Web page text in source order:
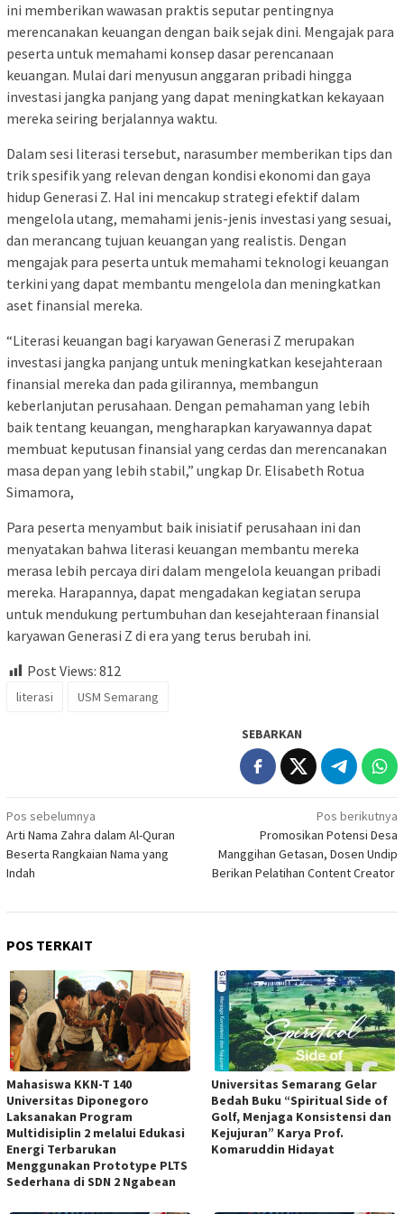
ini memberikan wawasan praktis seputar pentingnya
merencanakan keuangan dengan baik sejak dini. Mengajak para
peserta untuk memahami konsep dasar perencanaan
keuangan. Mulai dari menyusun anggaran pribadi hingga
investasi jangka panjang yang dapat meningkatkan kekayaan
mereka seiring berjalannya waktu.
Dalam sesi literasi tersebut, narasumber memberikan tips dan
trik spesifik yang relevan dengan kondisi ekonomi dan gaya
hidup Generasi Z. Hal ini mencakup strategi efektif dalam
mengelola utang, memahami jenis-jenis investasi yang sesuai,
dan merancang tujuan keuangan yang realistis. Dengan
mengajak para peserta untuk memahami teknologi keuangan
terkini yang dapat membantu mengelola dan meningkatkan
aset finansial mereka.
“Literasi keuangan bagi karyawan Generasi Z merupakan
investasi jangka panjang untuk meningkatkan kesejahteraan
finansial mereka dan pada gilirannya, membangun
keberlanjutan perusahaan. Dengan pemahaman yang lebih
baik tentang keuangan, mengharapkan karyawannya dapat
membuat keputusan finansial yang cerdas dan merencanakan
masa depan yang lebih stabil,” ungkap Dr. Elisabeth Rotua
Simamora,
Para peserta menyambut baik inisiatif perusahaan ini dan
menyatakan bahwa literasi keuangan membantu mereka
merasa lebih percaya diri dalam mengelola keuangan pribadi
mereka. Harapannya, dapat mengadakan kegiatan serupa
untuk mendukung pertumbuhan dan kesejahteraan finansial
karyawan Generasi Z di era yang terus berubah ini.
Post Views: 812
literasi USM Semarang
SEBARKAN
Navigasi
pos
Pos sebelumnya
Arti Nama Zahra dalam Al-Quran
Beserta Rangkaian Nama yang
Indah
Pos berikutnya
Promosikan Potensi Desa
Manggihan Getasan, Dosen Undip
Berikan Pelatihan Content Creator
POS TERKAIT
Mahasiswa KKN-T 140
Universitas Diponegoro
Laksanakan Program
Multidisiplin 2 melalui Edukasi
Energi Terbarukan
Menggunakan Prototype PLTS
Sederhana di SDN 2 Ngabean
Universitas Semarang Gelar
Bedah Buku “Spiritual Side of
Golf, Menjaga Konsistensi dan
Kejujuran” Karya Prof.
Komaruddin Hidayat